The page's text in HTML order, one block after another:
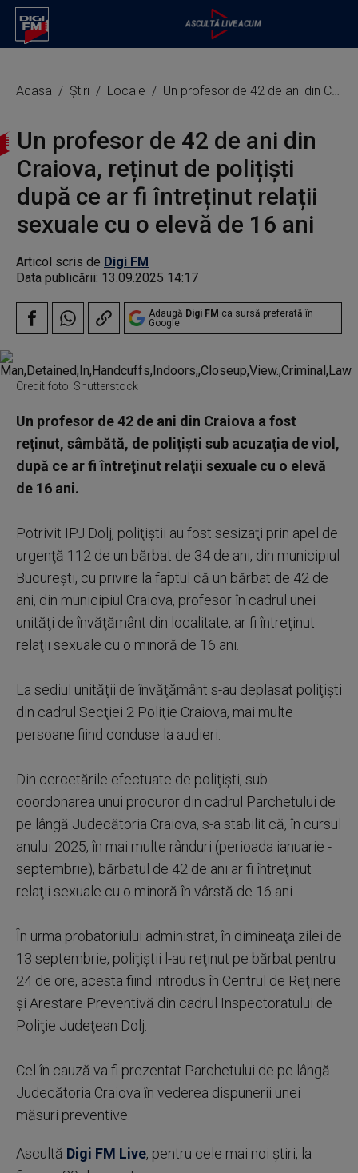
Acasa Știri Locale Un profesor de 42 de ani din Craiova, reținut de polițiști după ce ar fi întreținut relații sexuale cu o elevă de 16 ani
Un profesor de 42 de ani din
Craiova, reținut de polițiști
după ce ar fi întreținut relații
sexuale cu o elevă de 16 ani
Articol scris de Digi FM
Data publicării: 13.09.2025 14:17
Adaugă Digi FM ca sursă preferată în
Google
Credit foto: Shutterstock
Un profesor de 42 de ani din Craiova a fost
reţinut, sâmbătă, de poliţişti sub acuzaţia de viol,
după ce ar fi întreţinut relaţii sexuale cu o elevă
de 16 ani.
Potrivit IPJ Dolj, poliţiştii au fost sesizaţi prin apel de
urgenţă 112 de un bărbat de 34 de ani, din municipiul
Bucureşti, cu privire la faptul că un bărbat de 42 de
ani, din municipiul Craiova, profesor în cadrul unei
unităţi de învăţământ din localitate, ar fi întreţinut
relaţii sexuale cu o minoră de 16 ani.
La sediul unităţii de învăţământ s-au deplasat poliţişti
din cadrul Secţiei 2 Poliţie Craiova, mai multe
persoane fiind conduse la audieri.
Din cercetările efectuate de poliţişti, sub
coordonarea unui procuror din cadrul Parchetului de
pe lângă Judecătoria Craiova, s-a stabilit că, în cursul
anului 2025, în mai multe rânduri (perioada ianuarie -
septembrie), bărbatul de 42 de ani ar fi întreţinut
relaţii sexuale cu o minoră în vârstă de 16 ani.
În urma probatoriului administrat, în dimineaţa zilei de
13 septembrie, poliţiştii l-au reţinut pe bărbat pentru
24 de ore, acesta fiind introdus în Centrul de Reţinere
şi Arestare Preventivă din cadrul Inspectoratului de
Poliţie Judeţean Dolj.
Cel în cauză va fi prezentat Parchetului de pe lângă
Judecătoria Craiova în vederea dispunerii unei
măsuri preventive.
Ascultă Digi FM Live, pentru cele mai noi știri, la